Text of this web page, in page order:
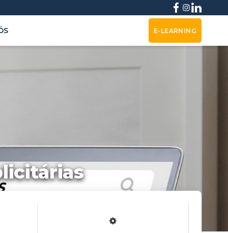
E-LEARNING